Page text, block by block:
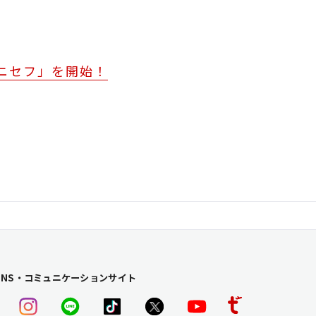
フ」を開始！
・コミュニケーションサイト